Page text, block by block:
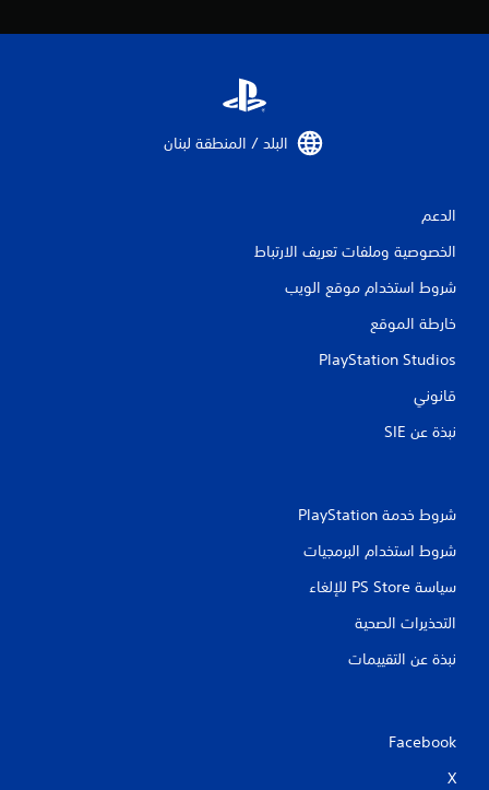
البلد / المنطقة لبنان‏
الدعم
الخصوصية وملفات تعريف الارتباط
شروط استخدام موقع الويب
خارطة الموقع
PlayStation Studios
قانوني
نبذة عن SIE‏
شروط خدمة PlayStation‏
شروط استخدام البرمجيات
سياسة PS Store للإلغاء
التحذيرات الصحية
نبذة عن التقييمات
Facebook
X